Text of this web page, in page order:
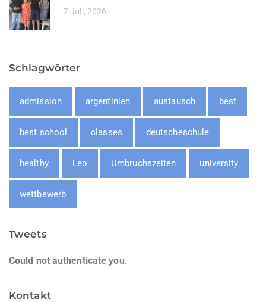
7 Juli, 2026
Schlagwörter
admission argentinien austausch best
best school classes deutscheschule
healthy Leo Umbruchszeiten university
wettbewerb
Tweets
Could not authenticate you.
Kontakt